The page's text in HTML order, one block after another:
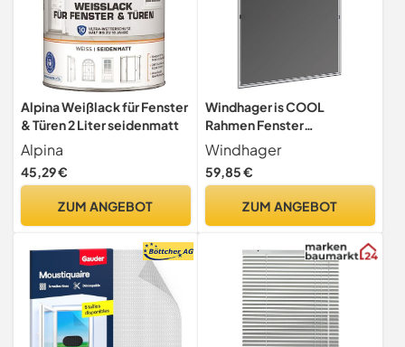
Alpina Weißlack für Fenster
& Türen 2 Liter seidenmatt
Alpina
45,29 €
ZUM ANGEBOT
Windhager is COOL
Rahmen Fenster
140x150cm W.
Windhager
59,85 €
ZUM ANGEBOT